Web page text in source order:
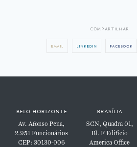
compartilhar
email linkedin facebook
belo horizonte
Av. Afonso Pena,
2.951Funcionários
CEP: 30130-006
brasília
SCN, Quadra 01,
Bl. FEdifício
America Office